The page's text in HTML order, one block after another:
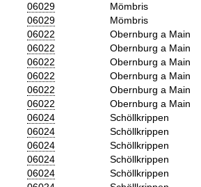
06029
Mömbris
06029
Mömbris
06022
Obernburg a Main
06022
Obernburg a Main
06022
Obernburg a Main
06022
Obernburg a Main
06022
Obernburg a Main
06022
Obernburg a Main
06024
Schöllkrippen
06024
Schöllkrippen
06024
Schöllkrippen
06024
Schöllkrippen
06024
Schöllkrippen